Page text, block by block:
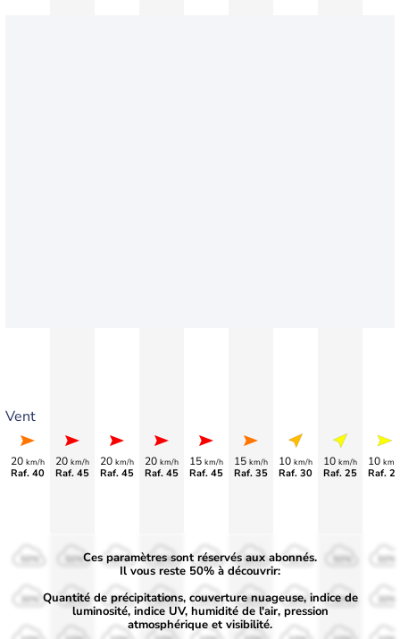
Vent
20 km/h
Raf. 40
20 km/h
Raf. 45
20 km/h
Raf. 45
20 km/h
Raf. 45
15 km/h
Raf. 45
15 km/h
Raf. 35
10 km/h
Raf. 30
10 km/h
Raf. 25
10 km/
Raf.
50%
30%
50%
30%
50%
30%
50%
30%
50%
30%
50%
30%
50%
30% 30% 30%
Ces paramètres sont réservés aux abonnés.
Il vous reste 50% à découvrir:
Quantité de précipitations, couverture nuageuse, indice de
luminosité, indice UV, humidité de l'air, pression
atmosphérique et visibilité.